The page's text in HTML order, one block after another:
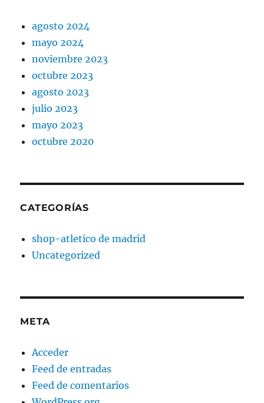
agosto 2024
mayo 2024
noviembre 2023
octubre 2023
agosto 2023
julio 2023
mayo 2023
octubre 2020
CATEGORÍAS
shop-atletico de madrid
Uncategorized
META
Acceder
Feed de entradas
Feed de comentarios